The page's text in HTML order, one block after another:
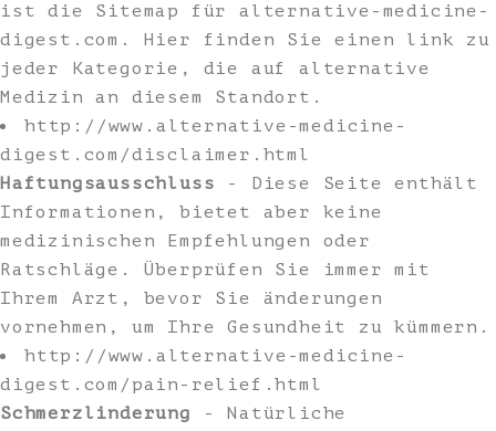
ist die Sitemap für alternative-medicine-
digest.com. Hier finden Sie einen link zu
jeder Kategorie, die auf alternative
Medizin an diesem Standort.
http://www.alternative-medicine-
digest.com/disclaimer.html
Haftungsausschluss - Diese Seite enthält
Informationen, bietet aber keine
medizinischen Empfehlungen oder
Ratschläge. Überprüfen Sie immer mit
Ihrem Arzt, bevor Sie änderungen
vornehmen, um Ihre Gesundheit zu kümmern.
http://www.alternative-medicine-
digest.com/pain-relief.html
Schmerzlinderung
- Natürliche